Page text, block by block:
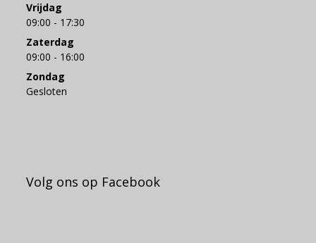
Vrijdag
09:00 - 17:30
Zaterdag
09:00 - 16:00
Zondag
Gesloten
Volg ons op Facebook